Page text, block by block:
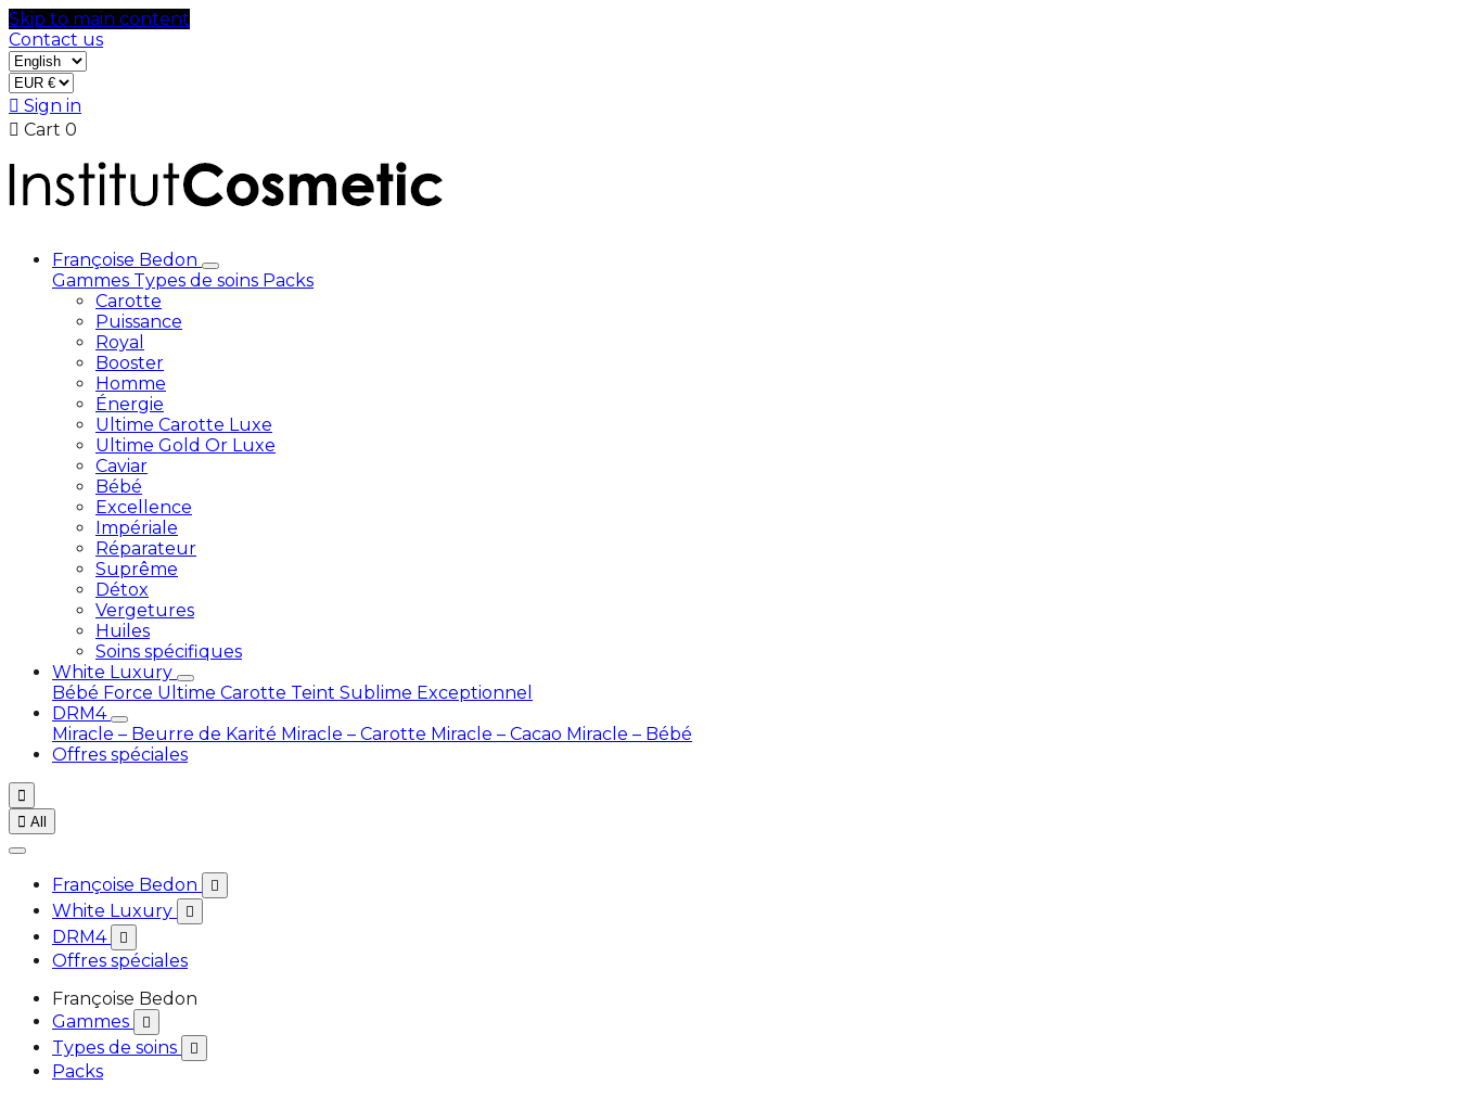
Skip to main content
Contact us
 Sign in
 Cart 0
Françoise Bedon
Gammes Types de soins Packs
Carotte
Puissance
Royal
Booster
Homme
Énergie
Ultime Carotte Luxe
Ultime Gold Or Luxe
Caviar
Bébé
Excellence
Impériale
Réparateur
Suprême
Détox
Vergetures
Huiles
Soins spécifiques
White Luxury
Bébé Force Ultime Carotte Teint Sublime Exceptionnel
DRM4
Miracle – Beurre de Karité Miracle – Carotte Miracle – Cacao Miracle – Bébé
Offres spéciales

 All
Françoise Bedon 
White Luxury 
DRM4 
Offres spéciales
Françoise Bedon
Gammes

Types de soins 
Packs